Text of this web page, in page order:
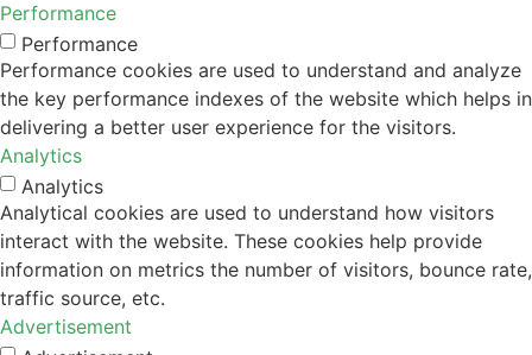
Performance
Performance
Performance cookies are used to understand and analyze
the key performance indexes of the website which helps in
delivering a better user experience for the visitors.
Analytics
Analytics
Analytical cookies are used to understand how visitors
interact with the website. These cookies help provide
information on metrics the number of visitors, bounce rate,
traffic source, etc.
Advertisement